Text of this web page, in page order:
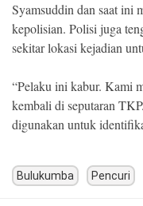
Syamsuddin dan saat ini
kepolisian. Polisi juga
sekitar lokasi kejadian
“Pelaku ini kabur. Kami
kembali di seputaran
digunakan untuk
Bulukumba Pencuri